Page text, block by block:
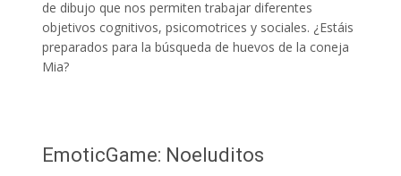
de dibujo que nos permiten trabajar diferentes
objetivos cognitivos, psicomotrices y sociales. ¿Estáis
preparados para la búsqueda de huevos de la coneja
Mia?
EmoticGame: Noeluditos